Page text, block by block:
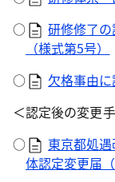
○
研修修了
（様式第5号）
○
欠格事由に
＜認定後の変更
○
東京都処
体認定変更届